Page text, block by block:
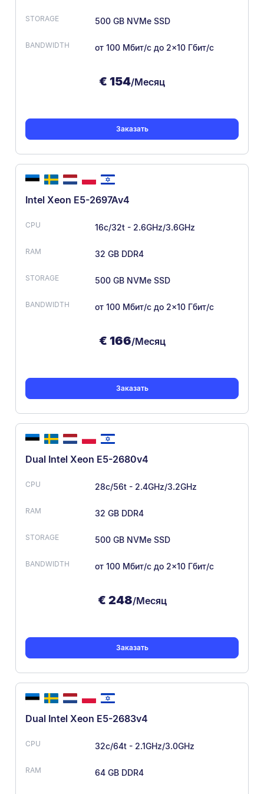
500 GB NVMe SSD
от 100 Мбит/с до 2×10 Гбит/с
€ 154/Месяц
Заказать
Intel Xeon E5-2697Av4
16c/32t - 2.6GHz/3.6GHz
32 GB DDR4
500 GB NVMe SSD
от 100 Мбит/с до 2×10 Гбит/с
€ 166/Месяц
Заказать
Dual Intel Xeon E5-2680v4
28c/56t - 2.4GHz/3.2GHz
32 GB DDR4
500 GB NVMe SSD
от 100 Мбит/с до 2×10 Гбит/с
€ 248/Месяц
Заказать
Dual Intel Xeon E5-2683v4
32c/64t - 2.1GHz/3.0GHz
64 GB DDR4